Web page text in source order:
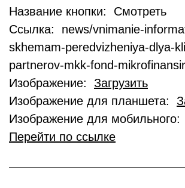
Название кнопки: Смотреть
Ссылка: news/vnimanie-
skhemam-peredvizheniya-dlya-
partnerov-mkk-fond-
Изображение: Загрузить
Изображение для планшета:
Изображение для мобильного:
Перейти по ссылке